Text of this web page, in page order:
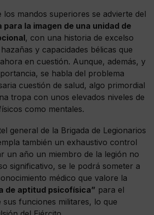
los mandos superiores se advierte del
para la imagen de una unidad de
, con una historia de excelso
y capacidades bélicas que
en cuestión. Aunque, además, y
se habla del problema
cuestión de salud, algo primordial
tropa con unos elevados niveles de
como mentales.
general de la Brigada de Legionarios
también un exhaustivo control
un año un miembro de la legión no
significativo, se le podrá someter a
médico que valore la
de aptitud psicofísica” para el
sus funciones militares, lo que